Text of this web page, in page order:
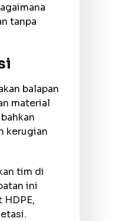
tanpa
balapan
material
kerugian
tim di
ini